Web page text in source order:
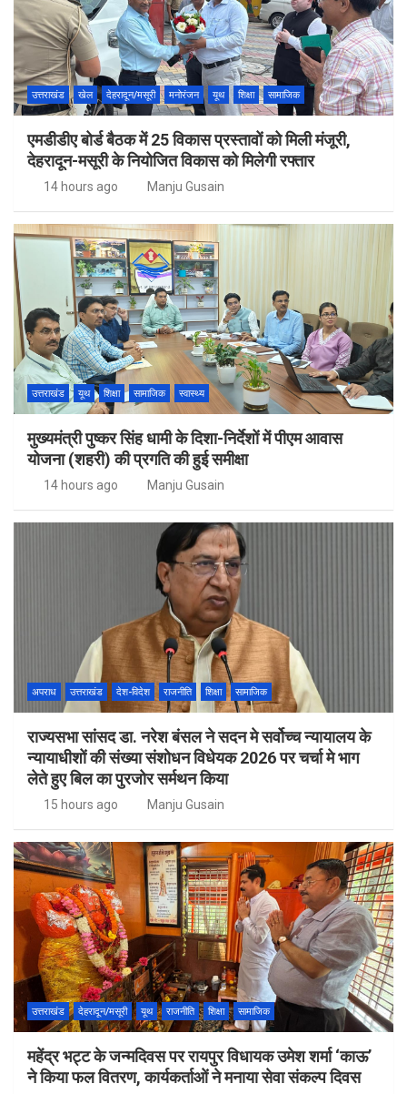
उत्तराखंड खेल देहरादून/मसूरी मनोरंजन यूथ शिक्षा सामाजिक
एमडीडीए बोर्ड बैठक में 25 विकास प्रस्तावों को मिली मंजूरी,
देहरादून-मसूरी के नियोजित विकास को मिलेगी रफ्तार
14 hours ago Manju Gusain
उत्तराखंड यूथ शिक्षा सामाजिक स्वास्थ्य
मुख्यमंत्री पुष्कर सिंह धामी के दिशा-निर्देशों में पीएम आवास
योजना (शहरी) की प्रगति की हुई समीक्षा
14 hours ago Manju Gusain
अपराध उत्तराखंड देश-विदेश राजनीति शिक्षा सामाजिक
राज्यसभा सांसद डा. नरेश बंसल ने सदन मे सर्वोच्च न्यायालय के
न्यायाधीशों की संख्या संशोधन विधेयक 2026 पर चर्चा मे भाग
लेते हुए बिल का पुरजोर सर्मथन किया
15 hours ago Manju Gusain
उत्तराखंड देहरादून/मसूरी यूथ राजनीति शिक्षा सामाजिक
महेंद्र भट्ट के जन्मदिवस पर रायपुर विधायक उमेश शर्मा ‘काऊ’
ने किया फल वितरण, कार्यकर्ताओं ने मनाया सेवा संकल्प दिवस